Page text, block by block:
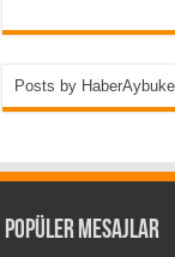
Posts by
Popüler Mesajlar